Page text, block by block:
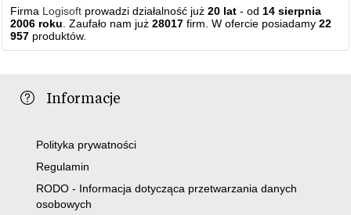
Firma Logisoft prowadzi działalność już20 lat - od 14 sierpnia
2006 roku . Zaufało nam już28017 firm. W ofercie posiadamy22
957 produktów.
Informacje
Polityka prywatności
Regulamin
RODO - Informacja dotycząca przetwarzania danych
osobowych